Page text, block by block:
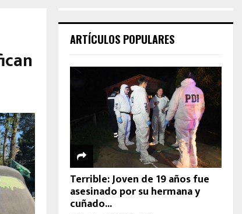
ARTÍCULOS POPULARES
Terrible: Joven de 19 años fue
asesinado por su hermana y
cuñado...